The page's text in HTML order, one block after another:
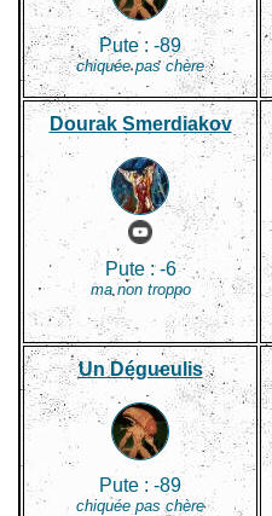
Pute : -89
chiquée pas chère
Dourak Smerdiakov
Pute :-6
ma non troppo
Un Dégueulis
Pute : -89
chiquée pas chère